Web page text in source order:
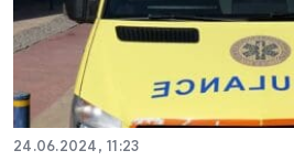
24.06.2024, 11:23